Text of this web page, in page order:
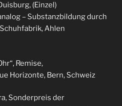
(Einzel)
– Substanzbildung durch
Ahlen
Remise,
Horizonte, Bern, Schweiz
Sonderpreis der